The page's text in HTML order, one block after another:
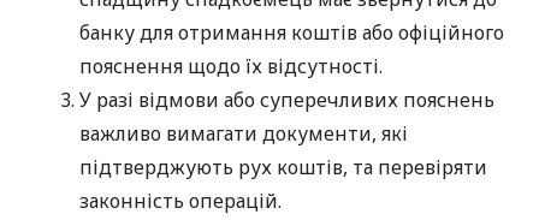
банку для отримання коштів або офіційного
пояснення щодо їх відсутності.
У разі відмови або суперечливих пояснень
важливо вимагати документи, які
підтверджують рух коштів, та перевіряти
законність операцій.